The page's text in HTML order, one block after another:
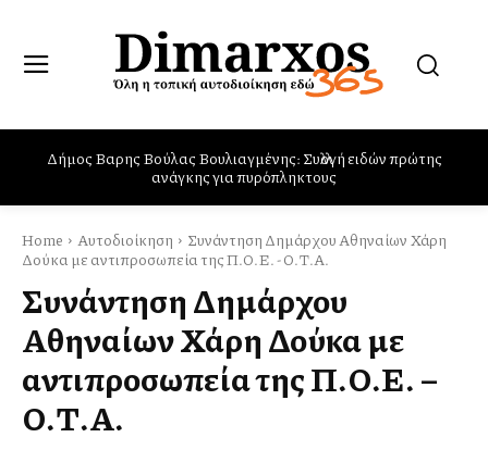
Αλέξανδρος Μπουρδούμης: «Τα περιθώρια της ελευθερίας
έχουν στενέψει. Οφείλουμε να χαρούμε τη ζωή μας»
Home Αυτοδιοίκηση
Συνάντηση Δημάρχου Αθηναίων Χάρη
Δούκα με αντιπροσωπεία της Π.Ο.Ε. - Ο.Τ.Α.
Συνάντηση Δημάρχου
Αθηναίων Χάρη Δούκα με
αντιπροσωπεία της Π.Ο.Ε. –
Ο.Τ.Α.